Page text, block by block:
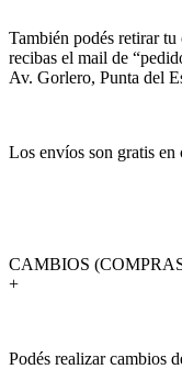
También podés retirar
recibas el mail de
Av. Gorlero, Punta del
Los envíos son gratis en
CAMBIOS
+
Podés realizar cambios